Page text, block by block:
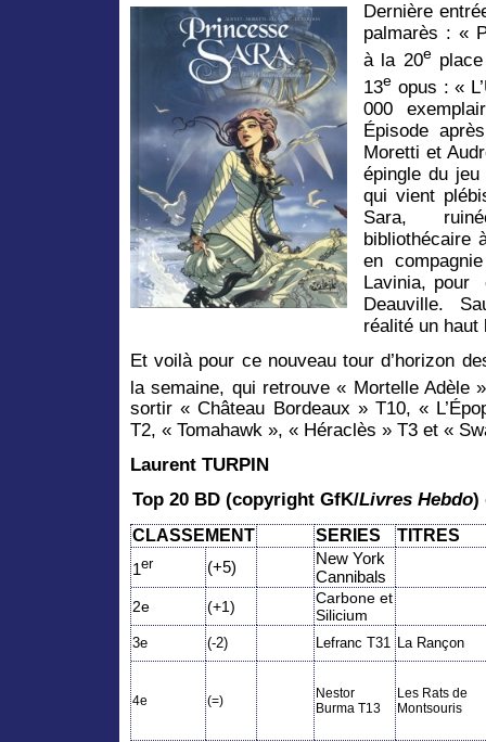
Dernière
palmarès : «
à la 20eplace
13e opus : «
000
Épisode
Moretti et
épingle du jeu
qui vient
Sara,
bibliothécaire
en
Lavinia, pour
Deauville.
réalité un haut
Et voilà pour ce nouveau tour d’horizon
la semaine, qui retrouve « Mortelle Adèle
sortir « Château Bordeaux » T10, «
T2, « Tomahawk », « Héraclès » T3 et «
Laurent TURPIN
Top 20 BD (copyright GfK/Livres Hebdo)
CLASSEMENT SERIES
TITRES
1er (+5)
New York
Cannibals
2e (+1)
Carbone et
Silicium
3e (-2) Lefranc T31 La Rançon
4e (=)
Nestor
Burma T13
Les Rats de
Montsouris